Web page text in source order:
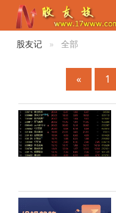
股友记 全部
« 1